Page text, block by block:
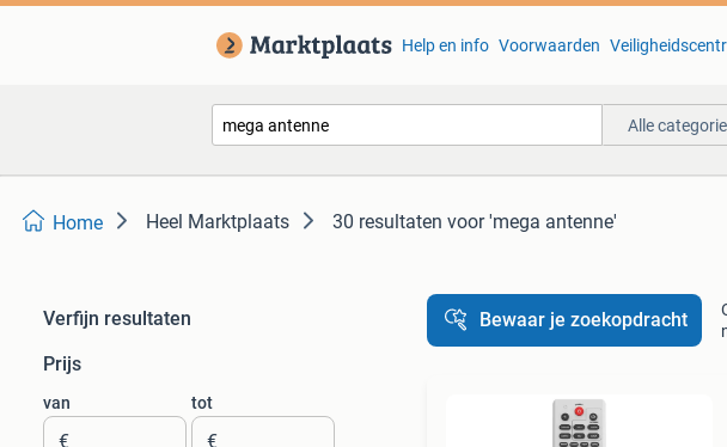
Help en info Voorwaarden
Alle
Home Heel Marktplaats 30 resultaten voor 'mega antenne'
Verfijn resultaten
Prijs
van
€
tot
€
Bewaar je zoekopdracht